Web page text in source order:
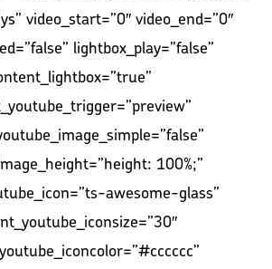
video_start=”0″ video_end=”0″
lightbox_play=”false”
100%;”
awesome-glass”